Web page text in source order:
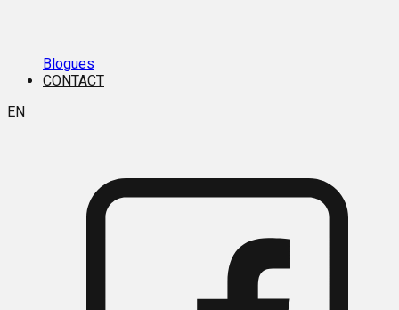
Blogues
CONTACT
EN